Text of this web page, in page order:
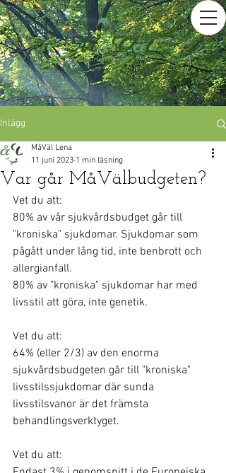
Inlägg
Var går MåVälbudgeten?
MåVäl Lena
11 juni 2023 1 min läsning
Vet du att:
80% av vår sjukvårdsbudget går till
"kroniska" sjukdomar. Sjukdomar som
pågått under lång tid, inte benbrott och
allergianfall.
80% av "kroniska" sjukdomar har med
livsstil att göra, inte genetik.
Vet du att:
64% (eller 2/3) av den enorma
sjukvårdsbudgeten går till "kroniska"
livsstilssjukdomar där sunda
livsstilsvanor är det främsta
behandlingsverktyget.
Vet du att: